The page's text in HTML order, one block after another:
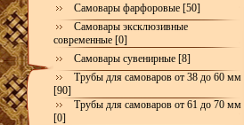
Самовары фарфоровые [50]
Самовары эксклюзивные
современные [0]
Самовары сувенирные [8]
Трубы для самоваров от 38 до 60 мм
[90]
Трубы для самоваров от 61 до 70 мм
[0]